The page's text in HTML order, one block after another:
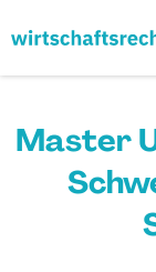
Master